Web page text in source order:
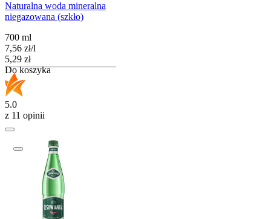
Naturalna woda mineralna
niegazowana (szkło)
700 ml
7,56 zł/l
Cena
5,29 zł
Do koszyka
5.0
z 11 opinii